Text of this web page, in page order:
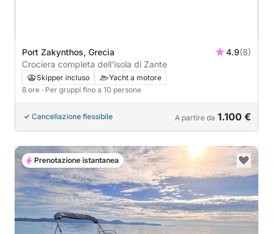
Port Zakynthos, Grecia 4.9(8)
Crociera completa dell'isola di Zante
Skipper incluso
Yacht a motore
8 ore · Per gruppi fino a 10 persone
Cancellazione flessibile A partire da 1.100 €
Prenotazione istantanea